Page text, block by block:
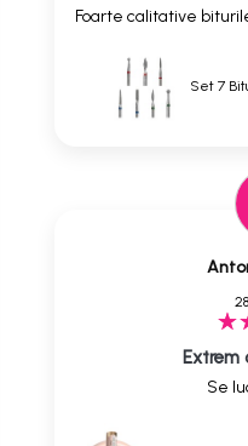
Foarte calitative
Set 7
Se